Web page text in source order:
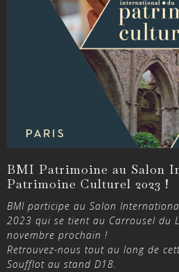
BMI Patrimoine au Salon
Patrimoine Culturel 2023 !
BMI participe au Salon
2023 qui se tient au Carrousel du
novembre prochain !
Retrouvez-nous tout au long de
Soufflot au stand D18.